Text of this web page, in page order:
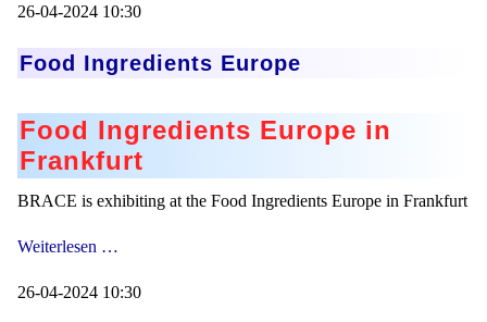
26-04-2024 10:30
Food Ingredients Europe
Food Ingredients Europe in
Frankfurt
BRACE is exhibiting at the Food Ingredients Europe in Frankfurt
Weiterlesen …
Europe
26-04-2024 10:30